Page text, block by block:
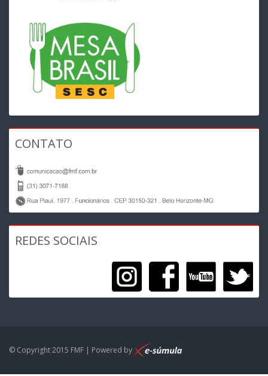
CONTATO
REDES SOCIAIS
© Copyright 2015 FMF | Powered by